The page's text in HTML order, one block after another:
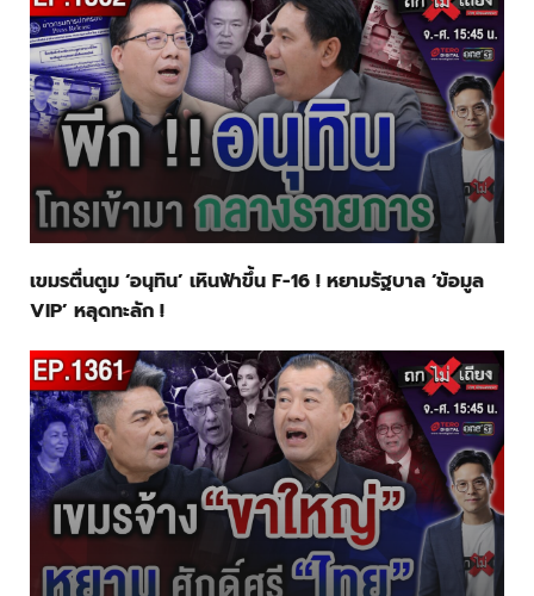
เขมรตื่นตูม ‘อนุทิน’ เหินฟ้าขึ้น F-16 ! หยามรัฐบาล ‘ข้อมูล
VIP’ หลุดทะลัก !